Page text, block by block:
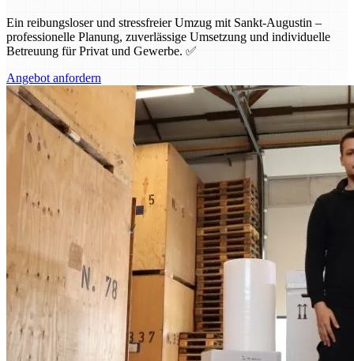
Ein reibungsloser und stressfreier Umzug mit Sankt-Augustin –
professionelle Planung, zuverlässige Umsetzung und individuelle
Betreuung für Privat und Gewerbe. ✅
Angebot anfordern